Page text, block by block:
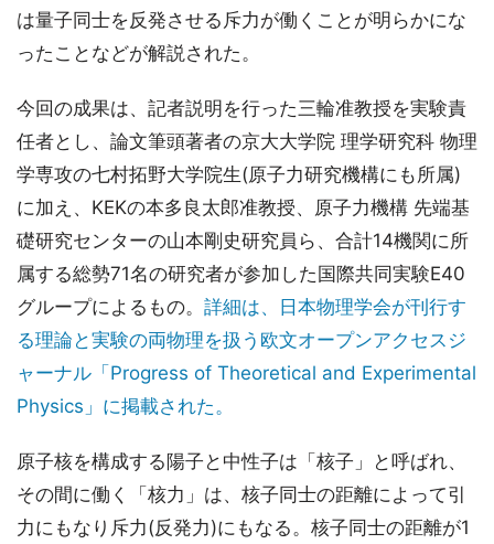
は量子同士を反発させる斥力が働くことが明らかにな
ったことなどが解説された。
今回の成果は、記者説明を行った三輪准教授を実験責
任者とし、論文筆頭著者の京大大学院 理学研究科 物理
学専攻の七村拓野大学院生(原子力研究機構にも所属)
に加え、KEKの本多良太郎准教授、原子力機構 先端基
礎研究センターの山本剛史研究員ら、合計14機関に所
属する総勢71名の研究者が参加した国際共同実験E40
グループによるもの。 詳細は、日本物理学会が刊行す
る理論と実験の両物理を扱う欧文オープンアクセスジ
ャーナル「Progress of Theoretical and Experimental
Physics」に掲載された。
原子核を構成する陽子と中性子は「核子」と呼ばれ、
その間に働く「核力」は、核子同士の距離によって引
力にもなり斥力(反発力)にもなる。核子同士の距離が1